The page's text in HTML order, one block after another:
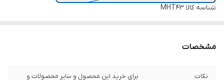
شناسه کالا MHT43
مشخصات
نکات
برای خرید این محصول و سایر محصولات و